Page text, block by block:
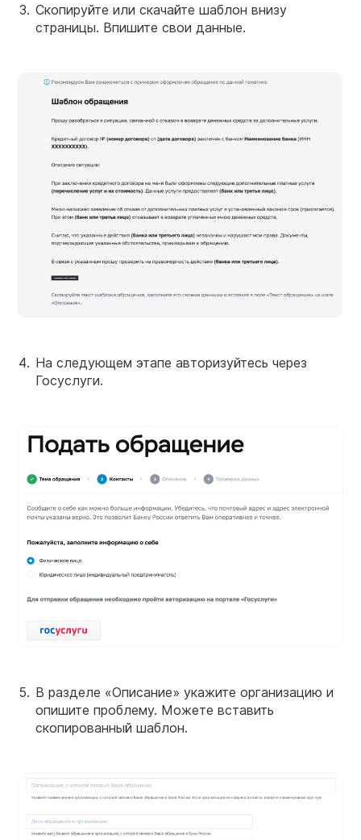
Скопируйте или скачайте шаблон внизу
страницы. Впишите свои данные.
На следующем этапе авторизуйтесь через
Госуслуги.
В разделе «Описание» укажите организацию и
опишите проблему. Можете вставить
скопированный шаблон.